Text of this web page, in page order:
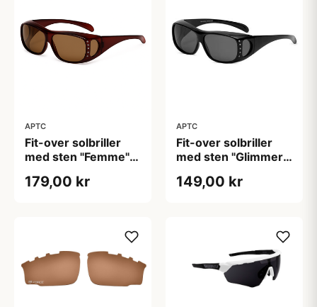
APTC
Fit-over solbriller
med sten "Femme" -
(B:14,2cm H:4,5cm)
179,00 kr
APTC
Fit-over solbriller
med sten "Glimmer"
(B:14,2cm H:4,5cm)
149,00 kr